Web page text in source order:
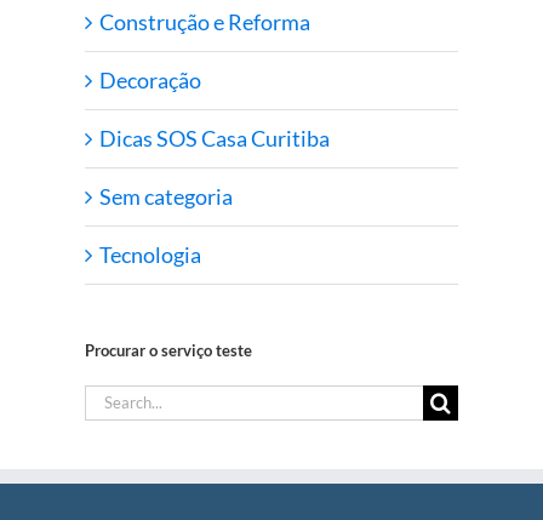
Construção e Reforma
Decoração
Dicas SOS Casa Curitiba
Sem categoria
Tecnologia
Procurar o serviço teste
Search